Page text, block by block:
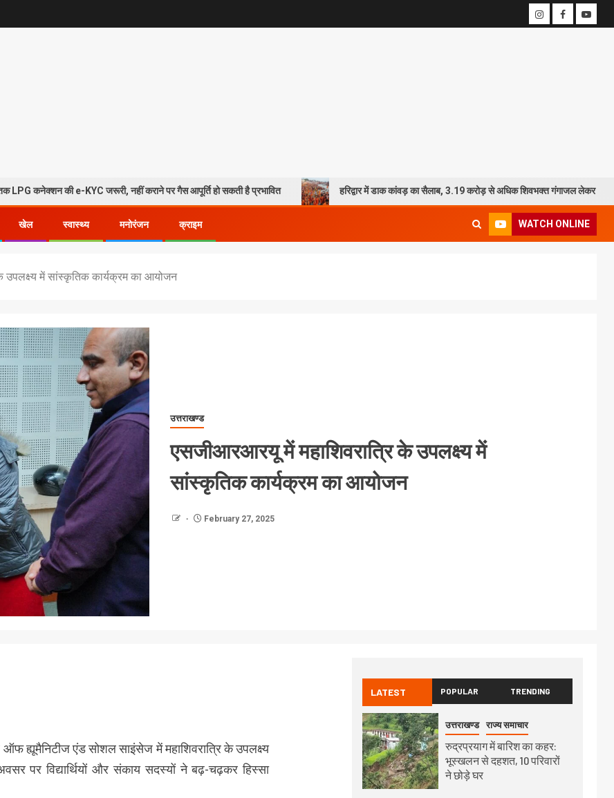
की e-KYC जरूरी, नहीं कराने पर गैस आपूर्ति हो सकती है प्रभावित हरिद्वार में डाक कांवड़ का सैलाब, 3.19 करोड़ से अधिक शिवभक्त गंगाजल लेकर रवाना
खेल स्वास्थ्य मनोरंजन क्राइम WATCH ONLINE
उपलक्ष्य में सांस्कृतिक कार्यक्रम का आयोजन
उत्तराखण्ड
एसजीआरआरयू में महाशिवरात्रि के उपलक्ष्य में
सांस्कृतिक कार्यक्रम का आयोजन
February 27, 2025
ऑफ ह्यूमैनिटीज एंड सोशल साइंसेज में महाशिवरात्रि के उपलक्ष्य
पर विद्यार्थियों और संकाय सदस्यों ने बढ़-चढ़कर हिस्सा
LATEST POPULAR TRENDING
उत्तराखण्ड राज्य समाचार
रुद्रप्रयाग में बारिश का कहर:
भूस्खलन से दहशत, 10 परिवारों
ने छोड़े घर